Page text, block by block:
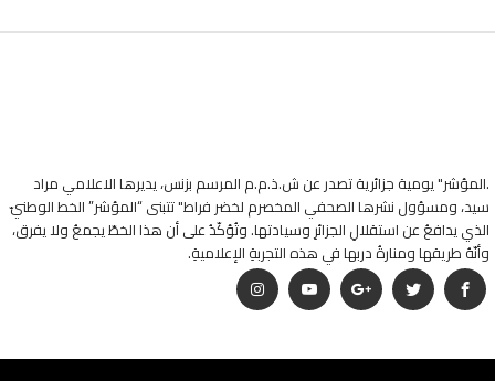
.المؤشر" يومية جزائرية تصدر عن ش.ذ.م.م المرسم بزنس، يديرها الاعلامي مراد
سيد، ومسؤول نشرها الصحفي المخصرم لخضر فراط" تتبنى “المؤشر” الخط الوطنيّ
الذي يدافعُ عن استقلالِ الجزائرِ وسيادتها. وتُؤكّدُ على أن هذا الخطّ يجمعُ ولا يفرق،
وأنّهُ طريقها ومنارةُ دربها في هذه التجربةِ الإعلاميةِ.